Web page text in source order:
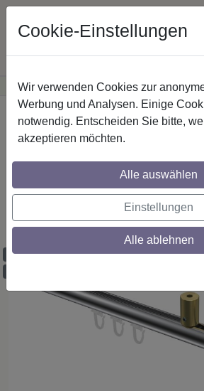
Günstige Versandkosteninnerhalb
Startseite Innenlaufstangen
Gardinenstangen mit
Aluminium / Metall in 20
Modell SONIUS - Sitra
Optik
Maßzuschnitt möglich
Cookie-Einstellungen
Wir verwenden Cookies zur
Werbung und Analysen. Einige
notwendig. Entscheiden Sie bitte,
akzeptieren möchten.
Alle auswählen
Einstellungen
Alle ablehnen